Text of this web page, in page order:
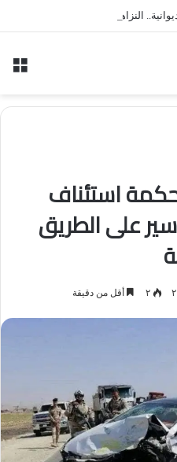
استئناف
على الطريق
٢ أقل من دقيقة